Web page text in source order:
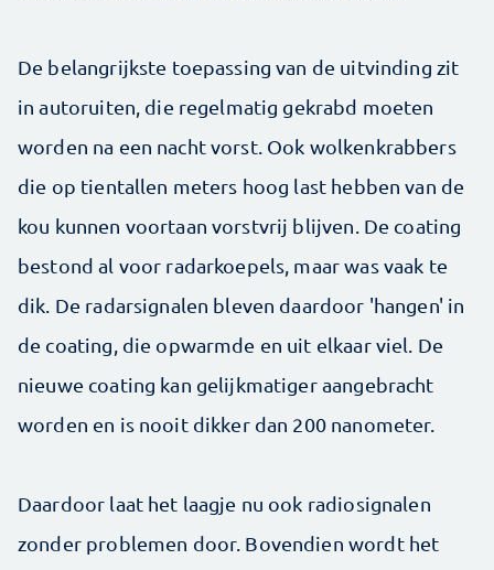
De belangrijkste toepassing van de uitvinding zit
in autoruiten, die regelmatig gekrabd moeten
worden na een nacht vorst. Ook wolkenkrabbers
die op tientallen meters hoog last hebben van de
kou kunnen voortaan vorstvrij blijven. De coating
bestond al voor radarkoepels, maar was vaak te
dik. De radarsignalen bleven daardoor 'hangen' in
de coating, die opwarmde en uit elkaar viel. De
nieuwe coating kan gelijkmatiger aangebracht
worden en is nooit dikker dan 200 nanometer.
Daardoor laat het laagje nu ook radiosignalen
zonder problemen door. Bovendien wordt het